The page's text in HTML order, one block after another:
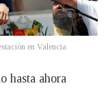
en Valencia
hasta ahora